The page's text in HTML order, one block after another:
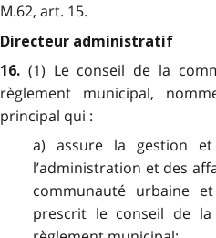
M.62, art. 15.
Directeur administratif
16. (1) Le conseil de la
règlement municipal,
principal qui :
a) assure la gestion
l’administration et des
communauté urbaine
prescrit le conseil de